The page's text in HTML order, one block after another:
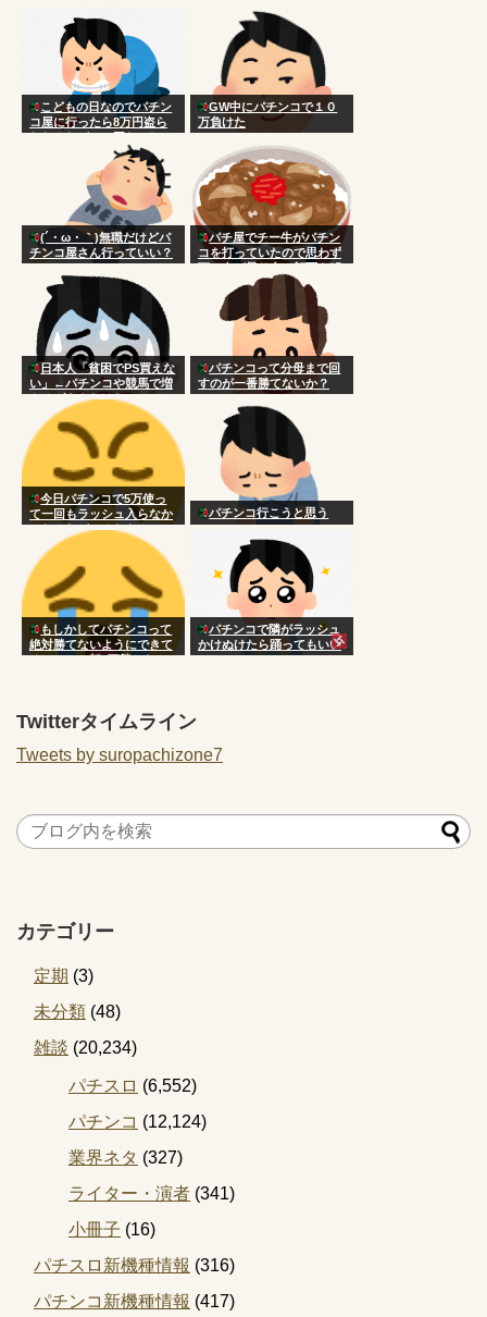
こどもの日なのでパチン
コ屋に行ったら8万円盗ら
れたんだがこの国おかしい
GW中にパチンコで１０
万負けた
(´・ω・｀)無職だけどパ
チンコ屋さん行っていい？
パチ屋でチー牛がパチン
コを打っていたので思わず
頭に血が昇り台に顔面を叩
きつけた
日本人「貧困でPS買えな
い」←パチンコや競馬で増
やせばええだけなのにアホ
パチンコって分母まで回
すのが一番勝てないか？
今日パチンコで5万使っ
て一回もラッシュ入らなか
ったんだがこんなもん？
パチンコ行こうと思う
もしかしてパチンコって
絶対勝てないようにできて
るのか…？朝3万勝ちだっ
パチンコで隣がラッシュ
かけぬけたら踊ってもいい
の？
Twitterタイムライン
Tweets by suropachizone7
カテゴリー
定期 (3)
未分類 (48)
雑談 (20,234)
パチスロ (6,552)
パチンコ (12,124)
業界ネタ (327)
ライター・演者 (341)
小冊子 (16)
パチスロ新機種情報 (316)
パチンコ新機種情報 (417)